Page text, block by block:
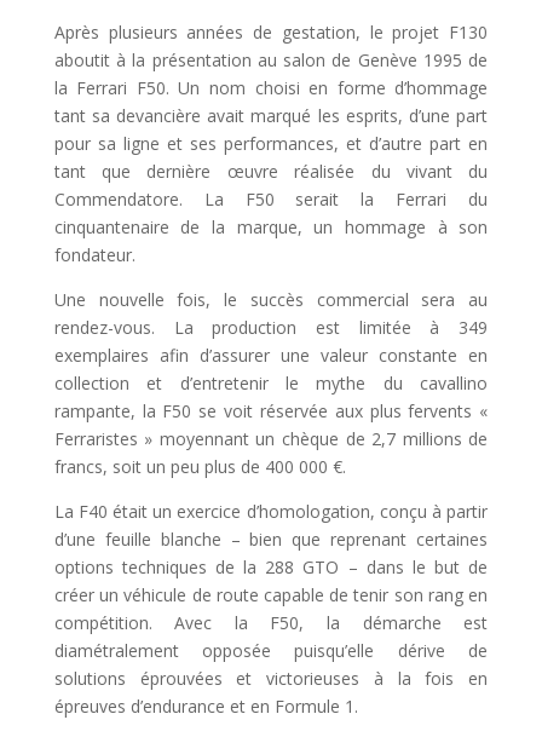
Après plusieurs années de gestation, le projet F130
aboutit à la présentation au salon de Genève 1995 de
la Ferrari F50. Un nom choisi en forme d’hommage
tant sa devancière avait marqué les esprits, d’une part
pour sa ligne et ses performances, et d’autre part en
tant que dernière œuvre réalisée du vivant du
Commendatore. La F50 serait la Ferrari du
cinquantenaire de la marque, un hommage à son
fondateur.
Une nouvelle fois, le succès commercial sera au
rendez-vous. La production est limitée à 349
exemplaires afin d’assurer une valeur constante en
collection et d’entretenir le mythe du cavallino
rampante, la F50 se voit réservée aux plus fervents «
Ferraristes » moyennant un chèque de 2,7 millions de
francs, soit un peu plus de 400 000 €.
La F40 était un exercice d’homologation, conçu à partir
d’une feuille blanche – bien que reprenant certaines
options techniques de la 288 GTO – dans le but de
créer un véhicule de route capable de tenir son rang en
compétition. Avec la F50, la démarche est
diamétralement opposée puisqu’elle dérive de
solutions éprouvées et victorieuses à la fois en
épreuves d’endurance et en Formule 1.